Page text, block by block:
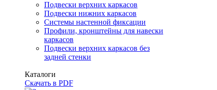
Подвески верхних каркасов
Подвески нижних каркасов
Системы настенной фиксации
Профили, кронштейны для навески
каркасов
Подвески верхних каркасов без
задней стенки
Каталоги
Скачать в PDF